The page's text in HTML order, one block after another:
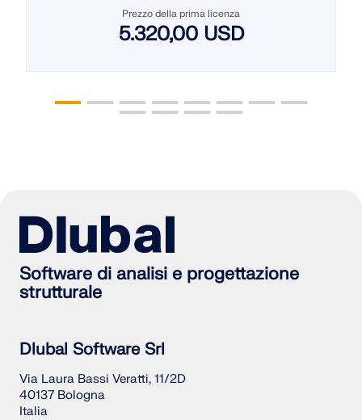
Prezzo della prima licenza
5.320,00 USD
Software di analisi e progettazione
strutturale
Dlubal Software Srl
Via Laura Bassi Veratti, 11/2D
40137 Bologna
Italia